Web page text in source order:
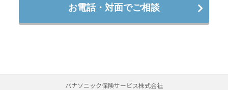
お電話・対面でご相談
パナソニック保険サービス株式会社